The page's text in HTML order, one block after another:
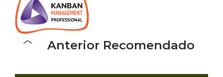
Anterior Recomendado